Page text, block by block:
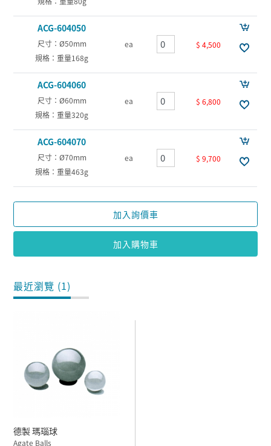
ACG-604050
尺寸：Ø50mm
規格：重量168g
ea $ 4,500
ACG-604060
尺寸：Ø60mm
規格：重量320g
ea $ 6,800
ACG-604070
尺寸：Ø70mm
規格：重量463g
ea $ 9,700
加入詢價車
加入購物車
最近瀏覽 (1)
德製 瑪瑙球
Agate Balls